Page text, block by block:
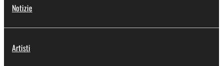
Notizie
Artisti